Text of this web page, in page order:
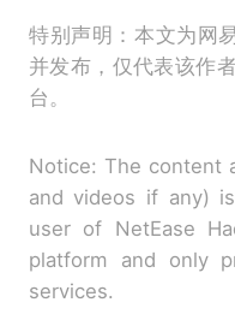
特别声明：本文为网
并发布，仅代表该作
台。
Notice: The content
and videos if any)
user of NetEase
platform and only
services.